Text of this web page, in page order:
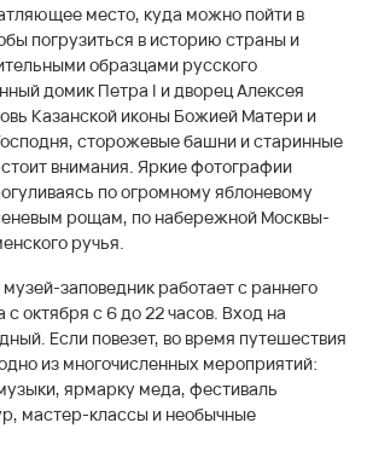
место, куда можно пойти в
погрузиться в историю страны и
образцами русского
домик Петра I и дворец Алексея
Казанской иконы Божией Матери и
сторожевые башни и старинные
стоит внимания. Яркие фотографии
по огромному яблоневому
рощам, по набережной Москвы-
ручья.
заповедник работает с раннего
с октября с 6 до 22 часов. Вход на
Если повезет, во время путешествия
из многочисленных мероприятий:
ярмарку меда, фестиваль
мастер-классы и необычные